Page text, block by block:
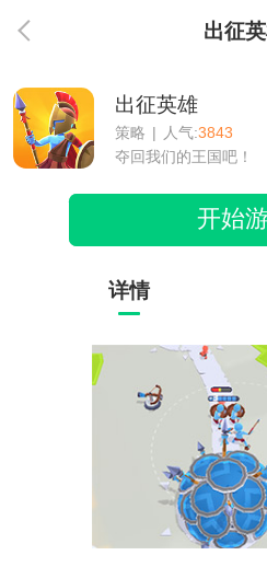
出征
出征英雄
策略 | 人气:3843
夺回我们的王国吧！
开始
详情